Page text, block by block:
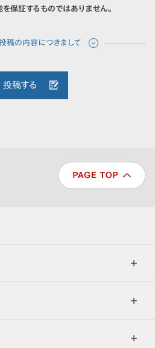
保証するものではありません。
投稿する